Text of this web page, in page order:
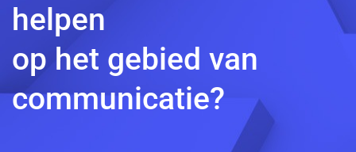
helpen
op het gebied van
communicatie?